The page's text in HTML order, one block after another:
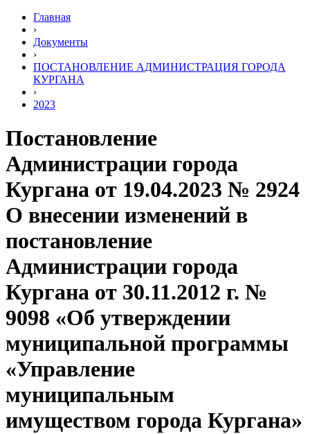
Главная
›
Документы
›
ПОСТАНОВЛЕНИЕ АДМИНИСТРАЦИЯ ГОРОДА
КУРГАНА
›
2023
Постановление
Администрации города
Кургана от 19.04.2023 № 2924
О внесении изменений в
постановление
Администрации города
Кургана от 30.11.2012 г. №
9098 «Об утверждении
муниципальной программы
«Управление
муниципальным
имуществом города Кургана»